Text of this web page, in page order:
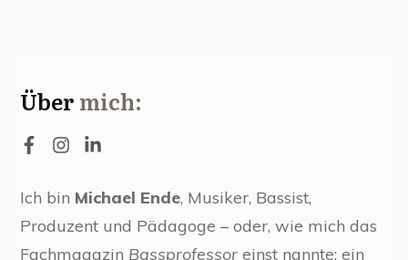
Über mich:
Ich bin Michael Ende, Musiker, Bassist,
Produzent und Pädagoge – oder, wie mich das
Fachmagazin Bassprofessor einst nannte: ein